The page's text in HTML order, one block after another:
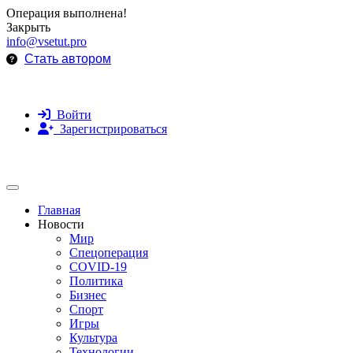
Операция выполнена!
Закрыть
info@vsetut.pro
Стать автором
Войти
Зарегистрироваться
Toggle navigation
Главная
Новости
Мир
Спецоперация
COVID-19
Политика
Бизнес
Спорт
Игры
Культура